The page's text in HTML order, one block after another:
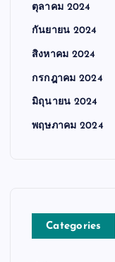
ตุลาคม 2024
กันยายน 2024
สิงหาคม 2024
กรกฎาคม 2024
มิถุนายน 2024
พฤษภาคม 2024
Categories